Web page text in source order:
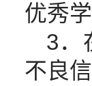
优秀
3．
不良